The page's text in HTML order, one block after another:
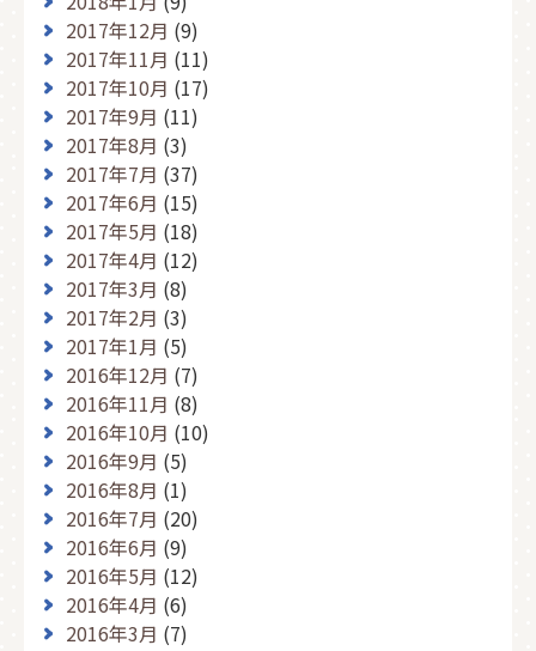
2017年12月 (9)
2017年11月 (11)
2017年10月 (17)
2017年9月 (11)
2017年8月 (3)
2017年7月 (37)
2017年6月 (15)
2017年5月 (18)
2017年4月 (12)
2017年3月 (8)
2017年2月 (3)
2017年1月 (5)
2016年12月 (7)
2016年11月 (8)
2016年10月 (10)
2016年9月 (5)
2016年8月 (1)
2016年7月 (20)
2016年6月 (9)
2016年5月 (12)
2016年4月 (6)
2016年3月 (7)